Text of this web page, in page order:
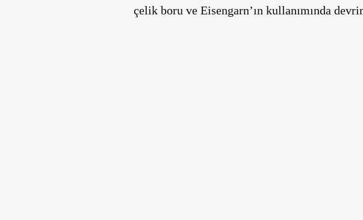
çelik boru ve Eisengarn’ın kullanımında